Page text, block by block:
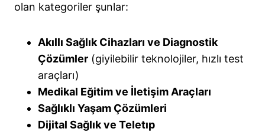
olan kategoriler şunlar:
Akıllı Sağlık Cihazları ve Diagnostik
Çözümler (giyilebilir teknolojiler, hızlı test
araçları)
Medikal Eğitim ve İletişim Araçları
Sağlıklı Yaşam Çözümleri
Dijital Sağlık ve Teletıp